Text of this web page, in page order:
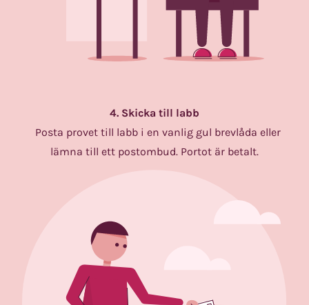
4. Skicka till labb
Posta provet till labb i en vanlig gul brevlåda eller
lämna till ett postombud. Portot är betalt.